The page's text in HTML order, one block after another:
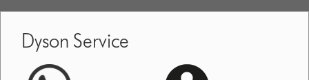
Dyson Service